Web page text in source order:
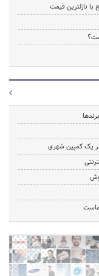
نازلترین قیمت
در یک کمپین شهری